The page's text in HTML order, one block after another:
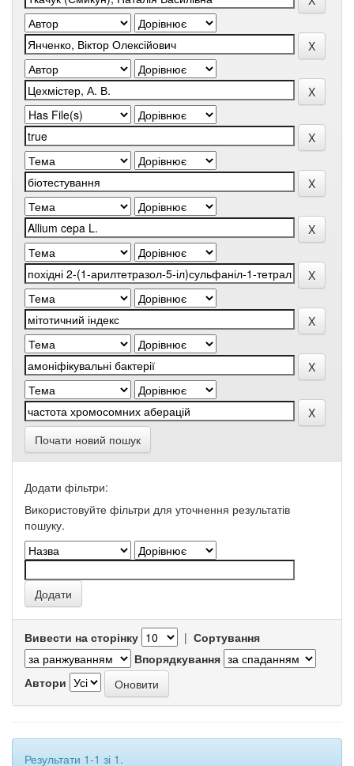
Почати новий пошук
Додати фільтри:
Використовуйте фільтри для уточнення результатів
пошуку.
Вивести на сторінку | Сортування
Впорядкування
Автори
Результати 1-1 зі 1.